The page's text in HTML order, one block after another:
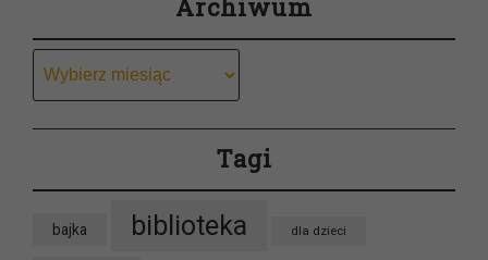
Archiwum
Tagi
bajka biblioteka dla dzieci